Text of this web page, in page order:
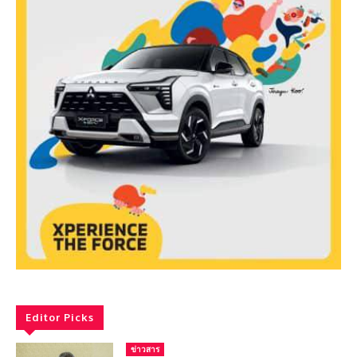
Editor Picks
ข่าวสาร